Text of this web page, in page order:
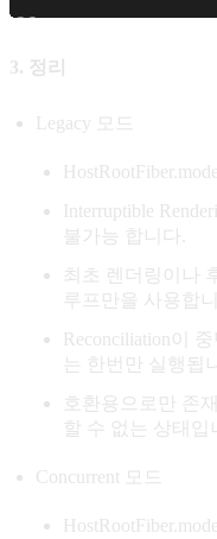
3. 정리
Legacy 모드
Interruptible
불가능 합니다.
최초 렌더링이나
루프만을 사용합니
Reconciliation이
는 한번만 실행됩
호환용으로만 존
할 수 없는 상태입
Concurrent 모드